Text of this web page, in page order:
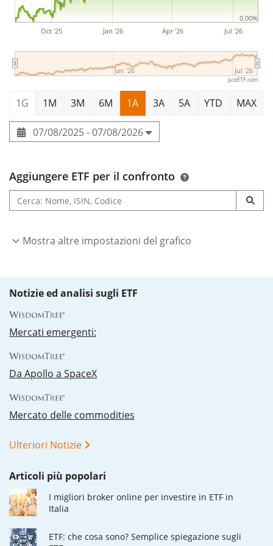
Oct '25 Jan '26 Apr '26 Jul '26
Jan '26 Jul '26
0.00%
justETF.com
1G 1M 3M 6M 1A 3A 5A YTD MAX
07/08/2025 - 07/08/2026
Aggiungere ETF per il confronto
Mostra altre impostazioni del grafico
Notizie ed analisi sugli ETF
Mercati emergenti:
Da Apollo a SpaceX
Mercato delle commodities
Ulteriori Notizie
Articoli più popolari
I migliori broker online per investire in ETF in
Italia
ETF: che cosa sono? Semplice spiegazione sugli